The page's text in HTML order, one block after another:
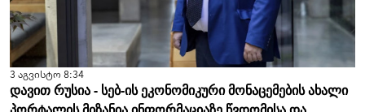
3 აგვისტო 8:34
დავით რუსია - სებ-ის ეკონომიკური მონაცემების ახალი